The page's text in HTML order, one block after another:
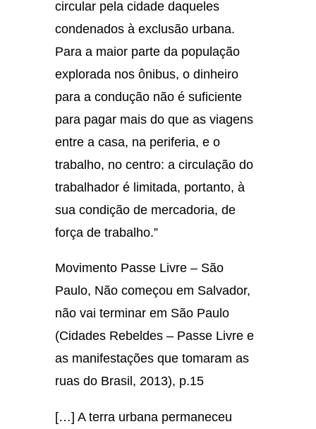
circular pela cidade daqueles
condenados à exclusão urbana.
Para a maior parte da população
explorada nos ônibus, o dinheiro
para a condução não é suficiente
para pagar mais do que as viagens
entre a casa, na periferia, e o
trabalho, no centro: a circulação do
trabalhador é limitada, portanto, à
sua condição de mercadoria, de
força de trabalho.”
Movimento Passe Livre – São
Paulo, Não começou em Salvador,
não vai terminar em São Paulo
(Cidades Rebeldes – Passe Livre e
as manifestações que tomaram as
ruas do Brasil, 2013), p.15
[…] A terra urbana permaneceu